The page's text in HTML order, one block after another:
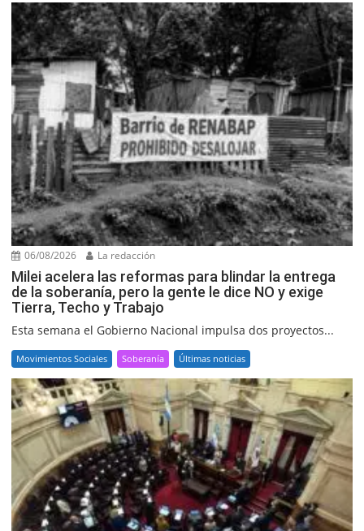
06/08/2026 La redacción
Milei acelera las reformas para blindar la entrega
de la soberanía, pero la gente le dice NO y exige
Tierra, Techo y Trabajo
Esta semana el Gobierno Nacional impulsa dos proyectos...
Movimientos Sociales Soberanía Últimas noticias